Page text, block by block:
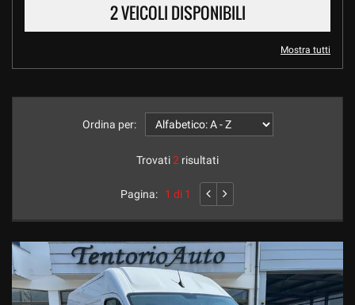
2 VEICOLI DISPONIBILI
Mostra tutti
Ordina per:
Trovati2 risultati
Pagina: 1 di 1